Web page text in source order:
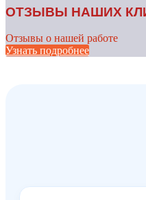
ОТЗЫВЫ НАШИХ
Отзывы о нашей работе
Узнать подробнее